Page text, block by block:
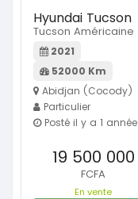
Hyundai Tucson
Tucson Américaine
2021
52000 Km
Abidjan (Cocody)
Particulier
Posté il y a 1 année
19 500 000
FCFA
En vente